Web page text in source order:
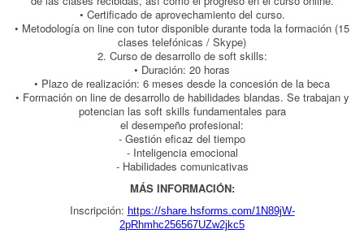
• Certificado de aprovechamiento del curso.
• Metodología on line con tutor disponible durante toda la formación (15
clases telefónicas / Skype)
2. Curso de desarrollo de soft skills:
• Duración: 20 horas
• Plazo de realización: 6 meses desde la concesión de la beca
• Formación on line de desarrollo de habilidades blandas. Se trabajan y
potencian las soft skills fundamentales para
el desempeño profesional:
- Gestión eficaz del tiempo
- Inteligencia emocional
- Habilidades comunicativas
MÁS INFORMACIÓN:
Inscripción: https://share.hsforms.com/1N89jW-
2pRhmhc256567UZw2jkc5